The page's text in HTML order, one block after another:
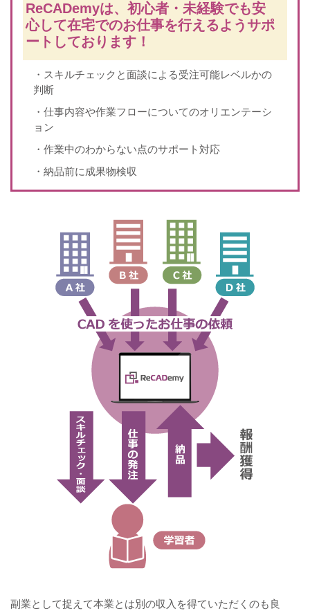
ReCADemyは、初心者・未経験でも安
心して在宅でのお仕事を行えるようサポ
ートしております！
・スキルチェックと面談による受注可能レベルかの
判断
・仕事内容や作業フローについてのオリエンテーシ
ョン
・作業中のわからない点のサポート対応
・納品前に成果物検収
副業として捉えて本業とは別の収入を得ていただくのも良